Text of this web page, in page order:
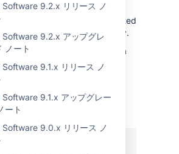
9.2.x リリース ノ
9.2.x アップグレ
ノート
9.1.x リリース ノ
9.1.x アップグレー
ート
9.0.x リリース ノ
止します。
jira-config.properties file, located
root of your JIRA home directory.
file doesn't exist, create it in a
For more info, see
changes to the
ントリを追加します。